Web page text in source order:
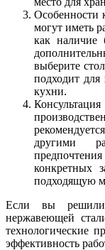
Особенности
могут иметь
как наличие
выберите
подходит
кухни.
другими
конкретных
подходящую
Если вы решили
нержавеющей
технологические
эффективность